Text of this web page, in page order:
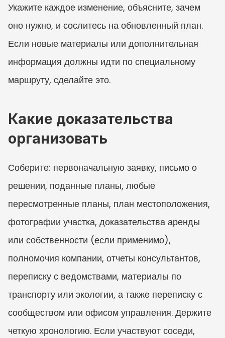
Укажите каждое изменение, объясните, зачем
оно нужно, и сослитесь на обновленный план.
Если новые материалы или дополнительная
информация должны идти по специальному
маршруту, сделайте это.
Какие доказательства
организовать
Соберите: первоначальную заявку, письмо о
решении, поданные планы, любые
пересмотренные планы, план местоположения,
фотографии участка, доказательства аренды
или собственности (если применимо),
полномочия компании, отчеты консультантов,
переписку с ведомствами, материалы по
транспорту или экологии, а также переписку с
сообществом или офисом управления. Держите
четкую хронологию. Если участвуют соседи,